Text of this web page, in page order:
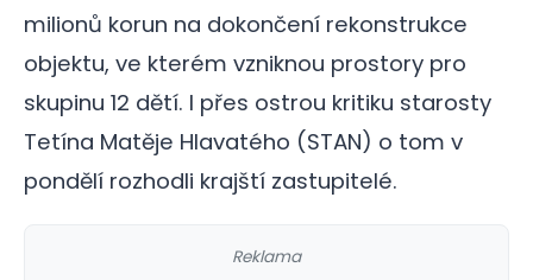
milionů korun na dokončení rekonstrukce
objektu, ve kterém vzniknou prostory pro
skupinu 12 dětí. I přes ostrou kritiku starosty
Tetína Matěje Hlavatého (STAN) o tom v
pondělí rozhodli krajští zastupitelé.
Reklama